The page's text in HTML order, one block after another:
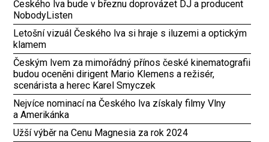
Českého lva bude v březnu doprovázet DJ a producent
NobodyListen
Letošní vizuál Českého lva si hraje s iluzemi a optickým
klamem
Českým lvem za mimořádný přínos české kinematografii
budou oceněni dirigent Mario Klemens a režisér,
scenárista a herec Karel Smyczek
Nejvíce nominací na Českého lva získaly filmy Vlny
a Amerikánka
Užší výběr na Cenu Magnesia za rok 2024